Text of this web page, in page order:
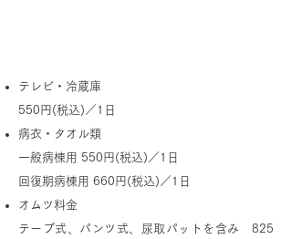
テレビ・冷蔵庫
550円(税込)／1日
病衣・タオル類
一般病棟用 550円(税込)／1日
回復期病棟用 660円(税込)／1日
オムツ料金
テープ式、パンツ式、尿取パットを含み 825